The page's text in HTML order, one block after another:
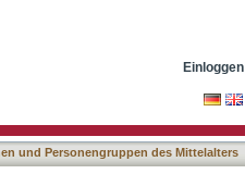
Einloggen
und Personengruppen des Mittelalters